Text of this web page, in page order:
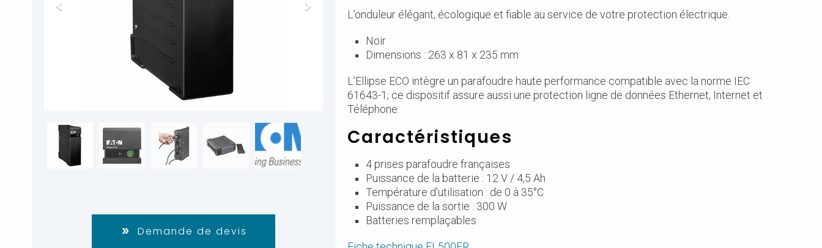
Demande de devis
L’onduleur élégant, écologique et fiable au service de votre protection électrique.
Noir
Dimensions : 263 x 81 x 235 mm
L’Ellipse ECO intègre un parafoudre haute performance compatible avec la norme IEC
61643-1; ce dispositif assure aussi une protection ligne de données Ethernet, Internet et
Téléphone.
Caractéristiques
4 prises parafoudre françaises
Puissance de la batterie : 12 V / 4,5 Ah
Température d'utilisation : de 0 à 35°C
Puissance de la sortie : 300 W
Batteries remplaçables